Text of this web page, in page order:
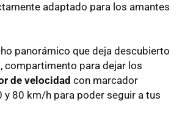
adaptado para los amantes
panorámico que deja descubierto
compartimento para dejar los
de velocidad con marcador
y 80 km/h para poder seguir a tus